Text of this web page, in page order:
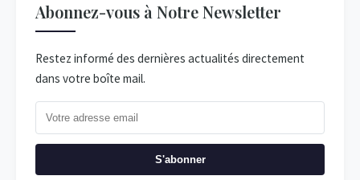
Abonnez-vous à Notre Newsletter
Restez informé des dernières actualités directement
dans votre boîte mail.
S'abonner